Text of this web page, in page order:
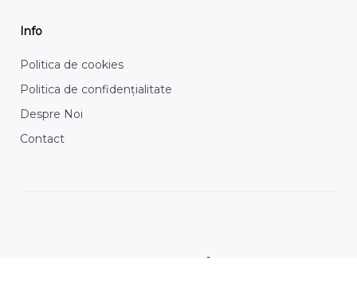
Info
Politica de cookies
Politica de confidențialitate
Despre Noi
Contact